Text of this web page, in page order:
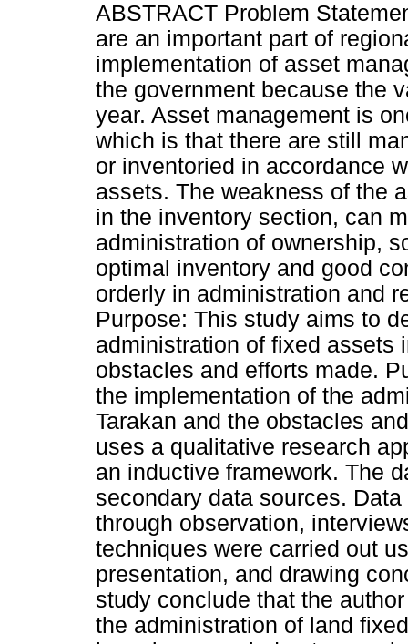
ABSTRACT Problem
are an important part of
implementation of asset
the government because the
year. Asset management is
which is that there are still
or inventoried in accordance
assets. The weakness of the
in the inventory section, can
administration of ownership,
optimal inventory and good
orderly in administration and
Purpose: This study aims to
administration of fixed assets
obstacles and efforts made.
the implementation of the
Tarakan and the obstacles
uses a qualitative research
an inductive framework. The
secondary data sources.
through observation,
techniques were carried out
presentation, and drawing
study conclude that the
the administration of land